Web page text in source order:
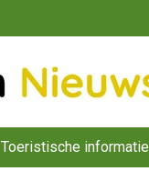
Toeristische informatie